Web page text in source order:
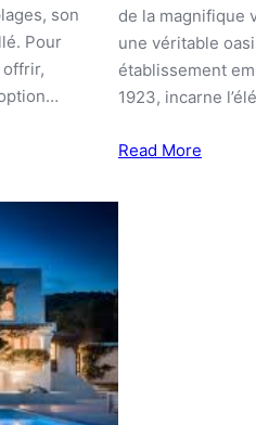
son
Pour
de la magnifique
une véritable
établissement
1923, incarne
Read More